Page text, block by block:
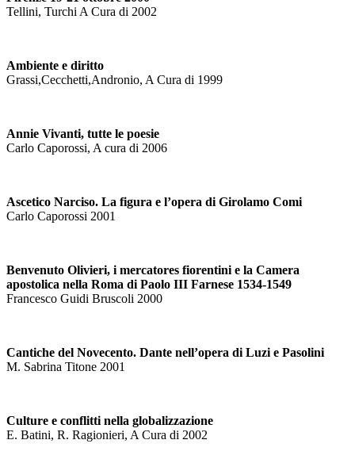
Tellini, Turchi A Cura di 2002
Ambiente e diritto
Grassi,Cecchetti,Andronio, A Cura di 1999
Annie Vivanti, tutte le poesie
Carlo Caporossi, A cura di 2006
Ascetico Narciso. La figura e l’opera di Girolamo Comi
Carlo Caporossi 2001
Benvenuto Olivieri, i mercatores fiorentini e la Camera
apostolica nella Roma di Paolo III Farnese 1534-1549
Francesco Guidi Bruscoli 2000
Cantiche del Novecento. Dante nell’opera di Luzi e Pasolini
M. Sabrina Titone 2001
Culture e conflitti nella globalizzazione
E. Batini, R. Ragionieri, A Cura di 2002